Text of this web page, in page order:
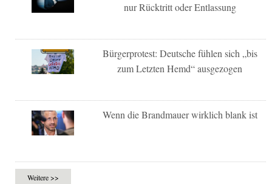
nur Rücktritt oder Entlassung
Bürgerprotest: Deutsche fühlen sich „bis
zum Letzten Hemd“ ausgezogen
Wenn die Brandmauer wirklich blank ist
Weitere >>